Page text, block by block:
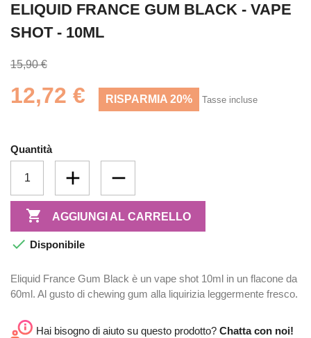
ELIQUID FRANCE GUM BLACK - VAPE
SHOT - 10ML
15,90 €
12,72 € RISPARMIA 20% Tasse incluse
Quantità
 AGGIUNGI AL CARRELLO
 Disponibile
Eliquid France Gum Black è un vape shot 10ml in un flacone da
60ml. Al gusto di chewing gum alla liquirizia leggermente fresco.
Hai bisogno di aiuto su questo prodotto? Chatta con noi!